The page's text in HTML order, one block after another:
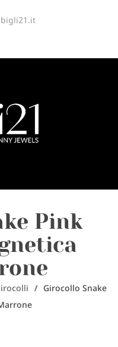
Pink
/ Girocollo Snake